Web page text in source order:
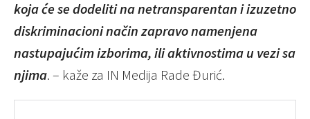
koja će se dodeliti na netransparentan i izuzetno
diskriminacioni način zapravo namenjena
nastupajućim izborima, ili aktivnostima u vezi sa
njima. – kaže za IN Medija Rade Đurić.